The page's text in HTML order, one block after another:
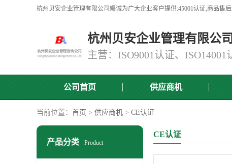
杭州贝安企业管理有限公司
公司首页 供应商机
当前位置： 首页 > 供应商机 > CE认证
产品分类 Product
CE认证